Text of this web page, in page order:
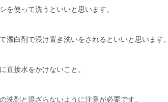
を使って洗うといいと思います。
白剤で浸け置き洗いをされるといいと思います。
直接水をかけないこと。
剤と混ざらないように注意が必要です。